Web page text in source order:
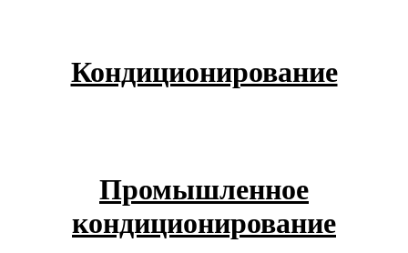
Кондиционирование
Промышленное
кондиционирование